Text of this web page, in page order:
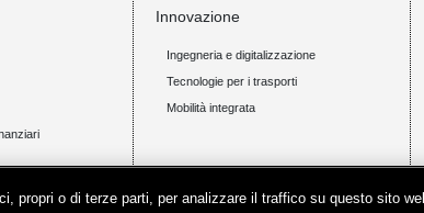
Innovazione
Ingegneria e digitalizzazione
Tecnologie per i trasporti
Mobilità integrata
propri o di terze parti, per analizzare il traffico su questo sito